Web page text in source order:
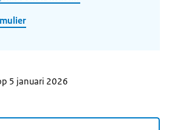
5 januari 2026